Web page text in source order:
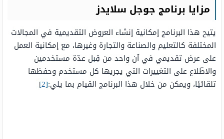
مزايا برنامج جوجل سلايدز
يتيح هذا البرنامج إمكانية إنشاء العروض التقديمية في المجالات
المختلفة كالتعليم والصناعة والتجارة وغيرها، مع إمكانية العمل
على عرض تقديمي في آن واحد من قِبل عدّة مستخدمين
والاطّلاع على التغييرات التي يجريها كل مستخدم وحفظها
تلقائيًا، ويمكن من خلال هذا البرنامج القيام بما يلي:[2]